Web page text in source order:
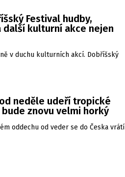
Festival hudby,
kulturní akce nejen
v duchu kulturních akcí. Dobříšský
neděle udeří tropické
znovu velmi horký
oddechu od veder se do Česka vrátí